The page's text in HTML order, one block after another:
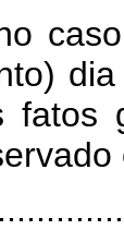
fatos